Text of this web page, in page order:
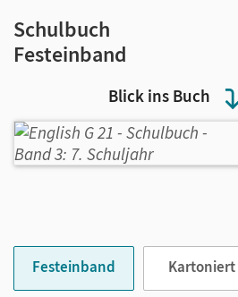
Blick ins Buch
Schulbuch
Festeinband
Festeinband Kartoniert